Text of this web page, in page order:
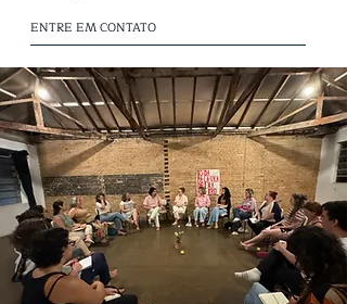
ENTRE EM CONTATO